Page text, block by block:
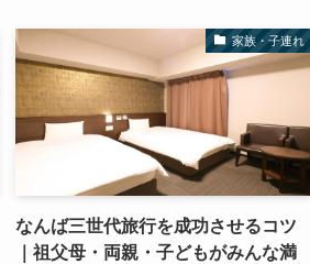
家族・子連れ
なんば三世代旅行を成功させるコツ
｜祖父母・両親・子どもがみんな満